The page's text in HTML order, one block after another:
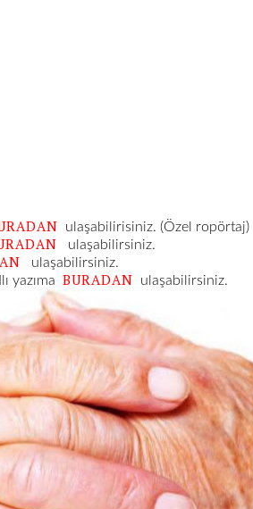
ulaşabilirisiniz. (Özel ropörtaj)
ulaşabilirsiniz.
ulaşabilirsiniz.
yazıma BURADAN ulaşabilirsiniz.